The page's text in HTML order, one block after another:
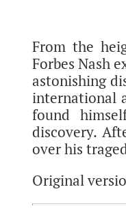
From the
Forbes Nash
astonishing
international
found
discovery.
over his
Original